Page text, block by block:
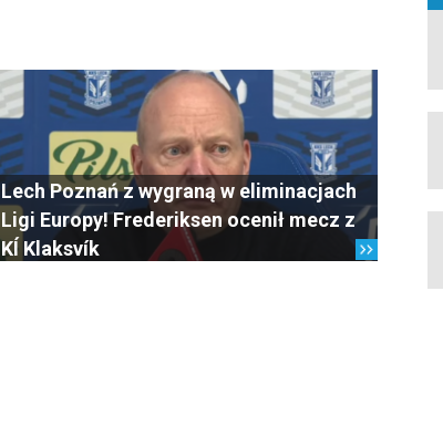
Lech Poznań z wygraną w eliminacjach
Ligi Europy! Frederiksen ocenił mecz z
KÍ Klaksvík